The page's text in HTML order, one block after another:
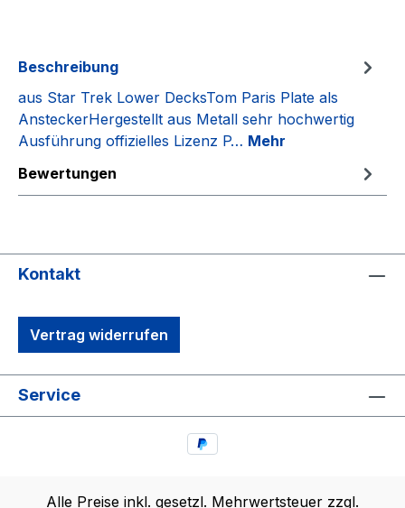
Beschreibung
aus Star Trek Lower DecksTom Paris Plate als
AnsteckerHergestellt aus Metall sehr hochwertig
Ausführung offizielles Lizenz P… Mehr
Bewertungen
Kontakt
Vertrag widerrufen
Service
Alle Preise inkl. gesetzl. Mehrwertsteuer zzgl.